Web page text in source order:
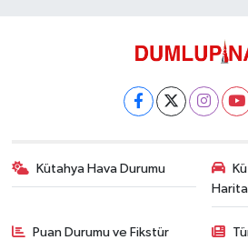
Kütahya Hava Durumu
Puan Durumu ve Fikstür